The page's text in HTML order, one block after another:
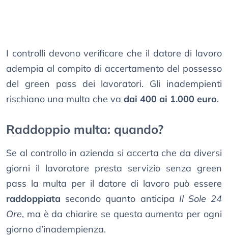
I controlli devono verificare che il datore di lavoro
adempia al compito di accertamento del possesso
del green pass dei lavoratori. Gli inadempienti
rischiano una multa che va dai 400 ai 1.000 euro.
Raddoppio multa: quando?
Se al controllo in azienda si accerta che da diversi
giorni il lavoratore presta servizio senza green
pass la multa per il datore di lavoro può essere
raddoppiata secondo quanto anticipa Il Sole 24
Ore, ma è da chiarire se questa aumenta per ogni
giorno d’inadempienza.